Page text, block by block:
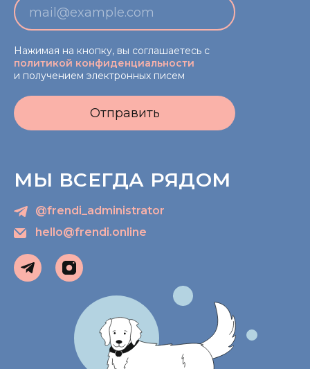
hello@frendi.online
@frendi_administrator
МЫ ВСЕГДА РЯДОМ
Нажимая на кнопку, вы соглашаетесь с
политикой конфиденциальности
и получением электронных писем
Отправить